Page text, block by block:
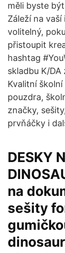
měli byste
Záleží na
volitelný,
přistoupit
hashtag
skladbu K/DA
Kvalitní
pouzdra,
značky,
prvňáčky i
DESKY
na
sešity